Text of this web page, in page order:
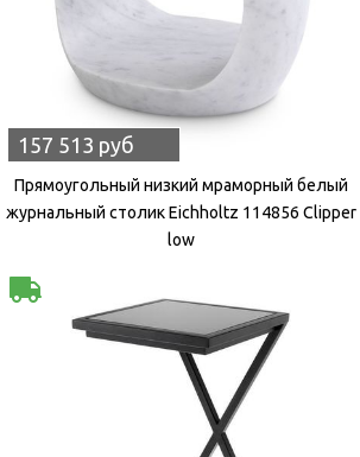
157 513 руб
Прямоугольный низкий мраморный белый
журнальный столик Eichholtz 114856 Clipper
low